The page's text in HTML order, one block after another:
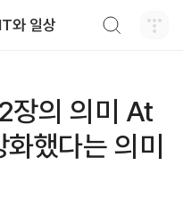
와 일상
장의 의미 At
했다는 의미